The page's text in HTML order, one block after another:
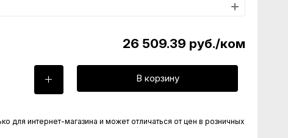
26 509.39 руб./ком
В корзину
для интернет-магазина и может отличаться от цен в розничных